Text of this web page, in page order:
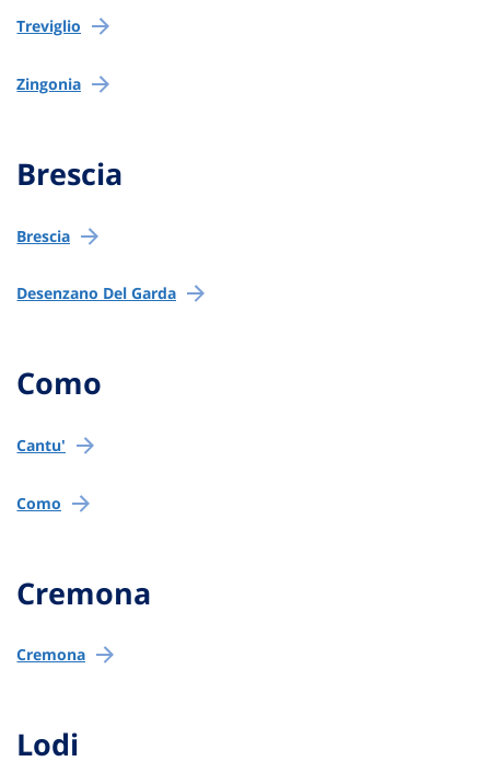
Treviglio
Zingonia
Brescia
Brescia
Desenzano Del Garda
Como
Cantu'
Como
Cremona
Cremona
Lodi